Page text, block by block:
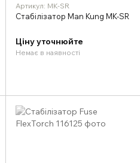
Артикул: MK-SR
Стабілізатор Man Kung MK-SR
Ціну уточнюйте
Немає в наявності